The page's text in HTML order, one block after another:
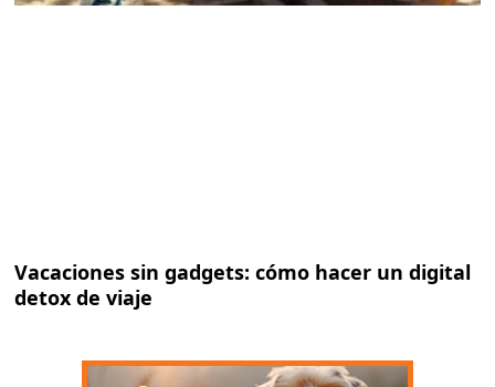
Vacaciones sin gadgets: cómo hacer un digital
detox de viaje